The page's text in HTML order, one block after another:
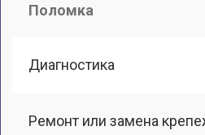
Поломка
Диагностика
Ремонт или замена